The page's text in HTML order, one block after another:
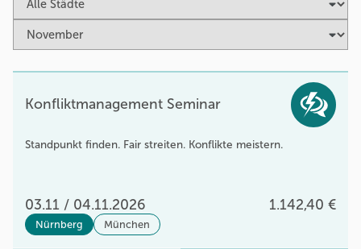
Konfliktmanagement Seminar
Standpunkt finden. Fair streiten. Konflikte meistern.
03.11 / 04.11.2026 1.142,40 €
Nürnberg München